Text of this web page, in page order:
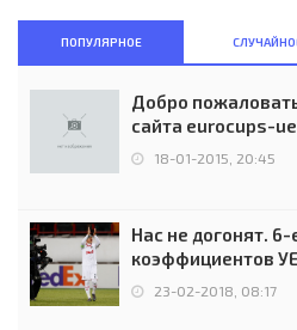
ПОПУЛЯРНОЕ
Добро
сайта eurocups-
18-01-2015, 20:45
Нас не догонят.
коэффициентов
Россией
23-02-2018, 08:17